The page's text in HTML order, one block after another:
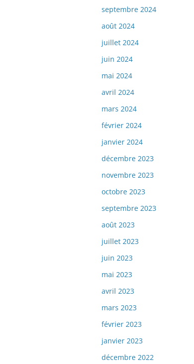
septembre 2024
août 2024
juillet 2024
juin 2024
mai 2024
avril 2024
mars 2024
février 2024
janvier 2024
décembre 2023
novembre 2023
octobre 2023
septembre 2023
août 2023
juillet 2023
juin 2023
mai 2023
avril 2023
mars 2023
février 2023
janvier 2023
décembre 2022